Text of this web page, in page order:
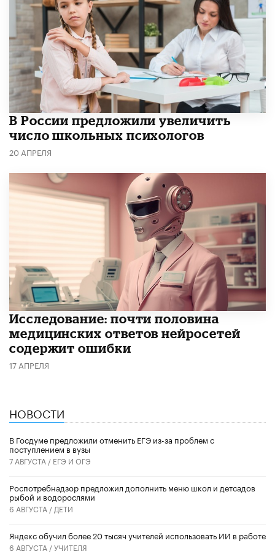
В России предложили увеличить
число школьных психологов
20 АПРЕЛЯ
Исследование: почти половина
медицинских ответов нейросетей
содержит ошибки
17 АПРЕЛЯ
НОВОСТИ
В Госдуме предложили отменить ЕГЭ из-за проблем с
поступлением в вузы
7 АВГУСТА / ЕГЭ И ОГЭ
Роспотребнадзор предложил дополнить меню школ и детсадов
рыбой и водорослями
6 АВГУСТА / ДЕТИ
​Яндекс обучил более 20 тысяч учителей использовать ИИ в работе
6 АВГУСТА /УЧИТЕЛЯ